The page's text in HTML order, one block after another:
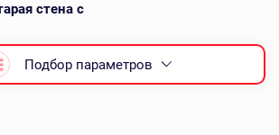
стена с
Подбор параметров